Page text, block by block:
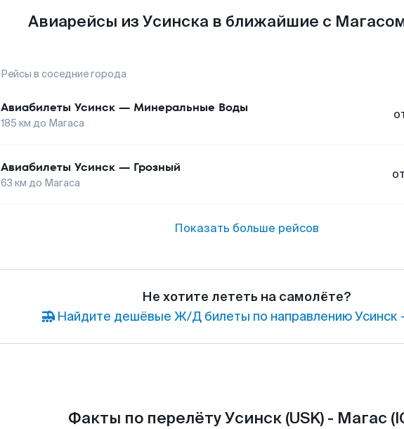
Авиарейсы из Усинска в ближайшие с
Рейсы в соседние города
Авиабилеты Усинск — Минеральные Воды
185 км до Магаса
Авиабилеты Усинск — Грозный
63 км до Магаса
от
Показать больше рейсов
Не хотите лететь на самолёте?
Найдите дешёвые Ж/Д билеты по направлению Усинск
Факты по перелёту Усинск (USK) - Магас